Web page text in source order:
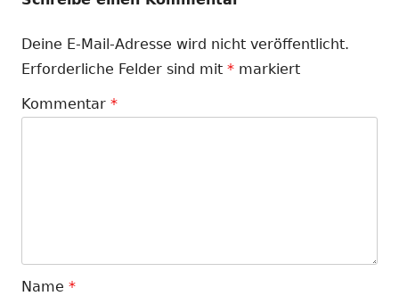
Deine E-Mail-Adresse wird nicht veröffentlicht.
Erforderliche Felder sind mit * markiert
Kommentar *
Name *